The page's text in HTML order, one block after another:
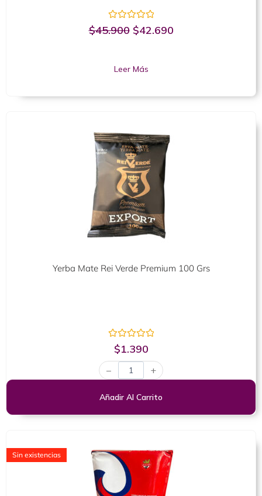
Valorado
con
$45.900 $42.690
Leer Más
Yerba Mate Rei Verde Premium 100 Grs
Valorado
con
0
de
5
$1.390
− +
Añadir Al Carrito
Sin existencias